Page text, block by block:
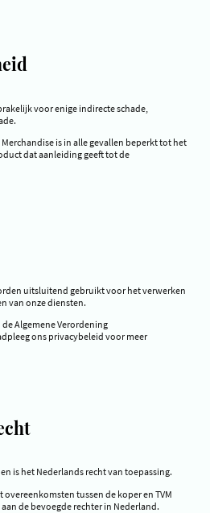
voor enige indirecte schade,
is in alle gevallen beperkt tot het
dat aanleiding geeft tot de
uitsluitend gebruikt voor het verwerken
van onze diensten.
Algemene Verordening
ons privacybeleid voor meer
is het Nederlands recht van toepassing.
tussen de koper en TVM
de bevoegde rechter in Nederland.